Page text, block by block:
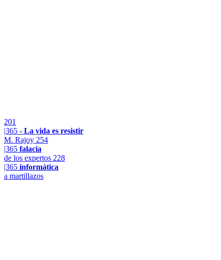
201
|365 - La vida es resistir
M. Rajoy 254
|365 falacia
de los expertos 228
|365 informática
a martillazos